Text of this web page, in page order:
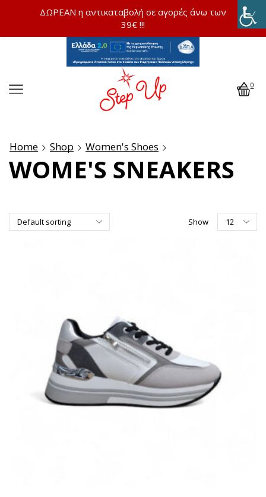
0
Home Shop Women's Shoes
WOME'S SNEAKERS
Show
ΔΩΡΕΑΝ η αντικαταβολή σε αγορές άνω των
39€ !!!